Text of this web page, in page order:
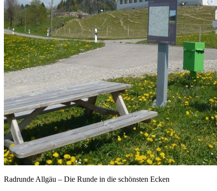
Radrunde Allgäu – Die Runde in die schönsten Ecken